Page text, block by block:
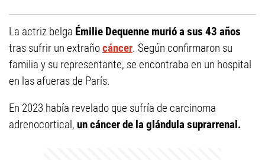
La actriz belga Émilie Dequenne murió a sus 43 años
tras sufrir un extrañocáncer. Según confirmaron su
familia y su representante, se encontraba en un hospital
en las afueras de París.
En 2023 había revelado que sufría de carcinoma
adrenocortical, un cáncer de la glándula suprarrenal.